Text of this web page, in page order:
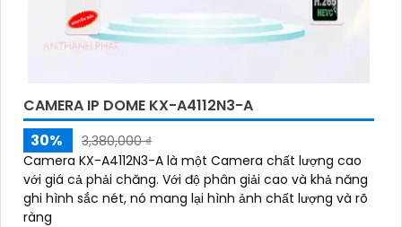
CAMERA IP DOME KX-A4112N3-A
30%
3,380,000 ₫
Camera KX-A4112N3-A là một Camera chất lượng cao
với giá cả phải chăng. Với độ phân giải cao và khả năng
ghi hình sắc nét, nó mang lại hình ảnh chất lượng và rõ
ràng